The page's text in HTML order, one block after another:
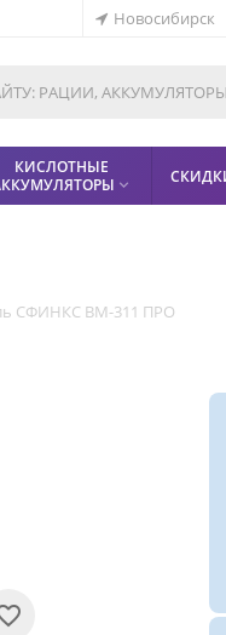
Новосибирск
КИСЛОТНЫЕ

СФИНКС ВМ-311 ПРО